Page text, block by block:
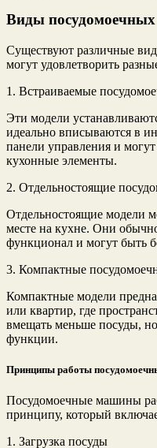
Виды
Существуют различные
могут удовлетворить
1. Встраиваемые
Эти модели
идеально вписываются в
панели управления и
кухонные элементы.
2. Отдельностоящие
Отдельностоящие модели
месте на кухне. Они
функционал и могут быть
3. Компактные
Компактные модели
или квартир, где
вмещать меньше посуды,
функции.
Принципы работы
Посудомоечные машины
принципу, который
1. Загрузка посуды